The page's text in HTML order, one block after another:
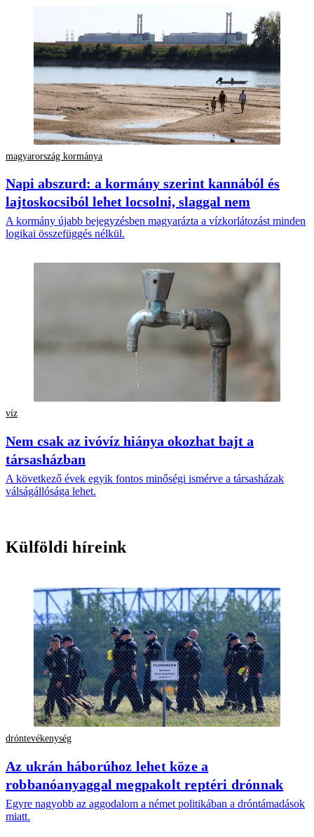
magyarország kormánya
Napi abszurd: a kormány szerint kannából és
lajtoskocsiból lehet locsolni, slaggal nem
A kormány újabb bejegyzésben magyarázta a vízkorlátozást minden
logikai összefüggés nélkül.
víz
Nem csak az ivóvíz hiánya okozhat bajt a
társasházban
A következő évek egyik fontos minőségi ismérve a társasházak
válságállósága lehet.
Külföldi híreink
dróntevékenység
Az ukrán háborúhoz lehet köze a
robbanóanyaggal megpakolt reptéri drónnak
Egyre nagyobb az aggodalom a német politikában a dróntámadások
miatt.